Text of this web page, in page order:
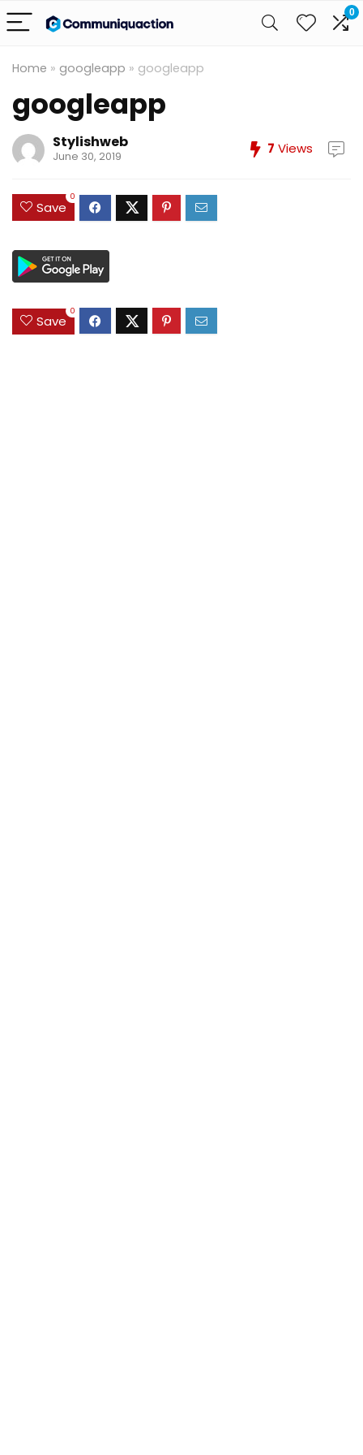
0
Home » googleapp » googleapp
googleapp
Stylishweb
June 30, 2019 7 Views
Save
0
Save
0